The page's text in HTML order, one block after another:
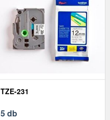
TZE-231
5 db